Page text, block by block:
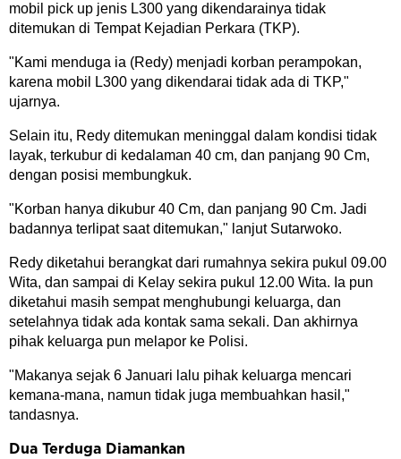
mobil pick up jenis L300 yang dikendarainya tidak
ditemukan di Tempat Kejadian Perkara (TKP).
"Kami menduga ia (Redy) menjadi korban perampokan,
karena mobil L300 yang dikendarai tidak ada di TKP,"
ujarnya.
Selain itu, Redy ditemukan meninggal dalam kondisi tidak
layak, terkubur di kedalaman 40 cm, dan panjang 90 Cm,
dengan posisi membungkuk.
"Korban hanya dikubur 40 Cm, dan panjang 90 Cm. Jadi
badannya terlipat saat ditemukan," lanjut Sutarwoko.
Redy diketahui berangkat dari rumahnya sekira pukul 09.00
Wita, dan sampai di Kelay sekira pukul 12.00 Wita. Ia pun
diketahui masih sempat menghubungi keluarga, dan
setelahnya tidak ada kontak sama sekali. Dan akhirnya
pihak keluarga pun melapor ke Polisi.
"Makanya sejak 6 Januari lalu pihak keluarga mencari
kemana-mana, namun tidak juga membuahkan hasil,"
tandasnya.
Dua Terduga Diamankan